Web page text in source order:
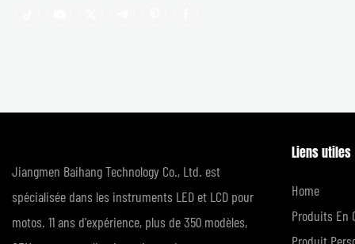
Jiangmen Baihang Technology Co., Ltd. est
spécialisée dans les instruments LED et LCD pour
motos. 11 ans d'expérience, plus de 350 modèles,
Liens utiles
Home
Produits En